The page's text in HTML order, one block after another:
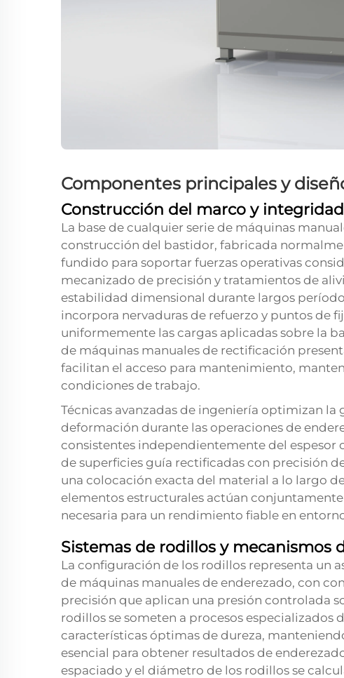
Componentes principales y
Construcción del marco y
La base de cualquier serie de máquinas
construcción del bastidor, fabricada
fundido para soportar fuerzas operativas
mecanizado de precisión y tratamientos de
estabilidad dimensional durante largos
incorpora nervaduras de refuerzo y puntos de
uniformemente las cargas aplicadas sobre la
de máquinas manuales de rectificación
facilitan el acceso para mantenimiento,
condiciones de trabajo.
Técnicas avanzadas de ingeniería optimizan
deformación durante las operaciones de
consistentes independientemente del espesor
de superficies guía rectificadas con precisión
una colocación exacta del material a lo largo
elementos estructurales actúan
necesaria para un rendimiento fiable en
Sistemas de rodillos y mecanismos
La configuración de los rodillos representa un
de máquinas manuales de enderezado, con
precisión que aplican una presión controlada
rodillos se someten a procesos
características óptimas de dureza,
esencial para obtener resultados de
espaciado y el diámetro de los rodillos se